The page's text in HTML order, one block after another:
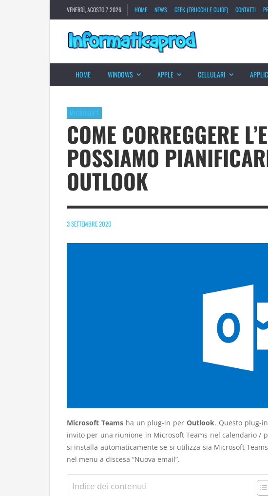
VENERDÌ, AGOSTO 7 2026 HOME NEWS GEEK (TRUCCHI E GUIDE) CONTATTI
HOME WINDOWS APPLE CELLULARI
MICROSOFT
COME CORREGGERE
POSSIAMO
OUTLOOK
3 SETTEMBRE 2020
Microsoft Teamsha un plug-in perOutlook. Questo plug-
invito per una riunione in Microsoft Teams nel calendario /
si installa automaticamente se si utilizza sia Microsoft
nel menu a discesa “Nuova email”.
Indice dei contenuti